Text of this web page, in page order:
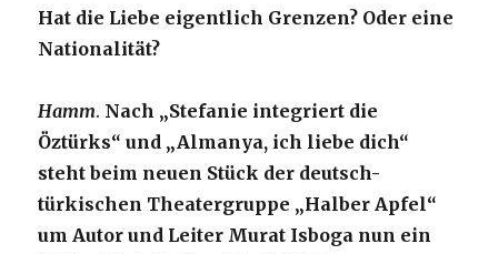
Hat die Liebe eigentlich Grenzen? Oder eine
Nationalität?
Hamm. Nach „Stefanie integriert die
Öztürks“ und „Almanya, ich liebe dich“
steht beim neuen Stück der deutsch-
türkischen Theatergruppe „Halber Apfel“
um Autor und Leiter Murat Isboga nun ein